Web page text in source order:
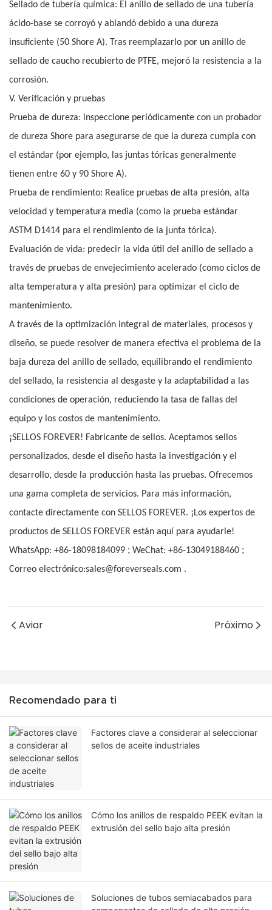
Sellado de tubería química: El anillo de sellado de una tubería
ácido-base se corroyó y ablandó debido a una dureza
insuficiente (50 Shore A). Tras reemplazarlo por un anillo de
sellado de caucho recubierto de PTFE, mejoró la resistencia a la
corrosión.
V. Verificación y pruebas
Prueba de dureza: inspeccione periódicamente con un probador
de dureza Shore para asegurarse de que la dureza cumpla con
el estándar (por ejemplo, las juntas tóricas generalmente
tienen entre 60 y 90 Shore A).
Prueba de rendimiento: Realice pruebas de alta presión, alta
velocidad y temperatura media (como la prueba estándar
ASTM D1414 para el rendimiento de la junta tórica).
Evaluación de vida: predecir la vida útil del anillo de sellado a
través de pruebas de envejecimiento acelerado (como ciclos de
alta temperatura y alta presión) para optimizar el ciclo de
mantenimiento.
A través de la optimización integral de materiales, procesos y
diseño, se puede resolver de manera efectiva el problema de la
baja dureza del anillo de sellado, equilibrando el rendimiento
del sellado, la resistencia al desgaste y la adaptabilidad a las
condiciones de operación, reduciendo la tasa de fallas del
equipo y los costos de mantenimiento.
¡SELLOS FOREVER! Fabricante de sellos. Aceptamos sellos
personalizados, desde el diseño hasta la investigación y el
desarrollo, desde la producción hasta las pruebas. Ofrecemos
una gama completa de servicios. Para más información,
contacte directamente con SELLOS FOREVER. ¡Los expertos de
productos de SELLOS FOREVER están aquí para ayudarle!
WhatsApp: +86-18098184099 ; WeChat: +86-13049188460 ;
Correo electrónico:sales@foreverseals.com .
Aviar Próximo
Recomendado para ti
Factores clave a considerar al seleccionar
sellos de aceite industriales
Cómo los anillos de respaldo PEEK evitan la
extrusión del sello bajo alta presión
Soluciones de tubos semiacabados para